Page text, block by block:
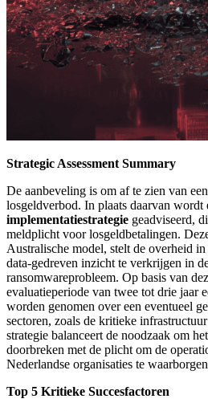
Strategic Assessment Summary
De aanbeveling is om af te zien van
losgeldverbod. In plaats daarvan wordt
implementatiestrategie geadviseerd,
meldplicht voor losgeldbetalingen.
Australische model, stelt de overheid in
data-gedreven inzicht te verkrijgen in
ransomwareprobleem. Op basis van
evaluatieperiode van twee tot drie jaar
worden genomen over een eventueel
sectoren, zoals de kritieke
strategie balanceert de noodzaak om
doorbreken met de plicht om de
Nederlandse organisaties te
Top 5 Kritieke Succesfactoren